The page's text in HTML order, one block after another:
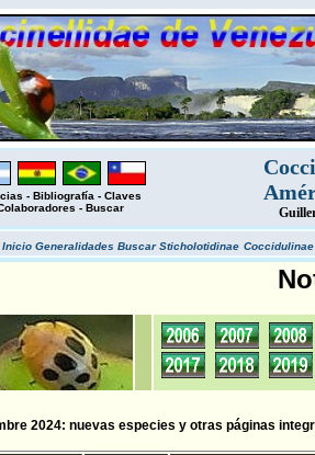
- Bibliografía - Claves
- Buscar
Inicio Generalidades BuscarSticholotidinae
2024: nuevas especies y otras páginas